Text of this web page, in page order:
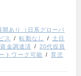
開あり（日系グローバ
ス 転勤なし
土日
金調達済
20代役員
トワーク可能
育児